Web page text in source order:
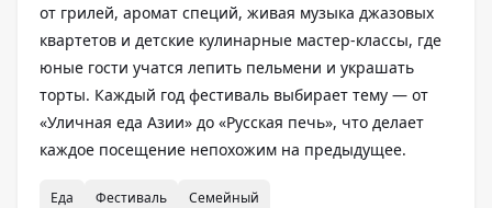
от грилей, аромат специй, живая музыка джазовых
квартетов и детские кулинарные мастер-классы, где
юные гости учатся лепить пельмени и украшать
торты. Каждый год фестиваль выбирает тему — от
«Уличная еда Азии» до «Русская печь», что делает
каждое посещение непохожим на предыдущее.
Еда Фестиваль Семейный